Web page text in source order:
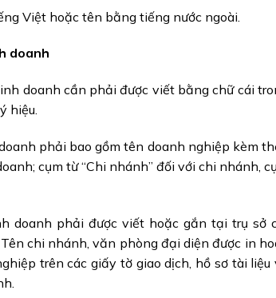
Việt hoặc tên bằng tiếng nước ngoài.
doanh
doanh cần phải được viết bằng chữ cái
hiệu.
phải bao gồm tên doanh nghiệp kèm
cụm từ “Chi nhánh” đối với chi nhánh,
doanh phải được viết hoặc gắn tại trụ sở
chi nhánh, văn phòng đại diện được in
trên các giấy tờ giao dịch, hồ sơ tài liệu